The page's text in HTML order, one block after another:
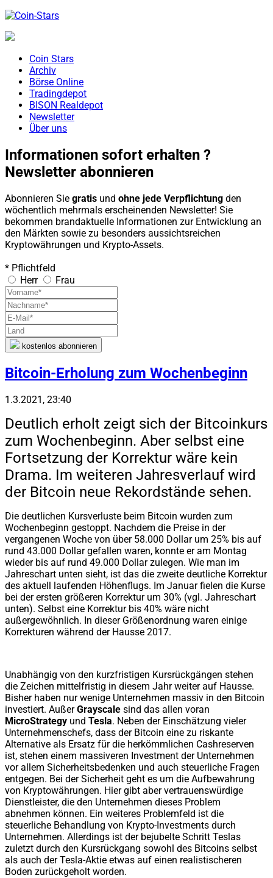
Coin Stars
Archiv
Börse Online
Tradingdepot
BISON Realdepot
Newsletter
Über uns
Informationen sofort erhalten ?
Newsletter abonnieren
Abonnieren Sie gratis und ohne jede Verpflichtung den
wöchentlich mehrmals erscheinenden Newsletter! Sie
bekommen brandaktuelle Informationen zur Entwicklung an
den Märkten sowie zu besonders aussichtsreichen
Kryptowährungen und Krypto-Assets.
* Pflichtfeld
Herr
Frau
kostenlos abonnieren
Bitcoin-Erholung zum Wochenbeginn
1.3.2021, 23:40
Deutlich erholt zeigt sich der Bitcoinkurs
zum Wochenbeginn. Aber selbst eine
Fortsetzung der Korrektur wäre kein
Drama. Im weiteren Jahresverlauf wird
der Bitcoin neue Rekordstände sehen.
Die deutlichen Kursverluste beim Bitcoin wurden zum
Wochenbeginn gestoppt. Nachdem die Preise in der
vergangenen Woche von über 58.000 Dollar um 25% bis auf
rund 43.000 Dollar gefallen waren, konnte er am Montag
wieder bis auf rund 49.000 Dollar zulegen. Wie man im
Jahreschart unten sieht, ist das die zweite deutliche Korrektur
des aktuell laufenden Höhenflugs. Im Januar fielen die Kurse
bei der ersten größeren Korrektur um 30% (vgl. Jahreschart
unten). Selbst eine Korrektur bis 40% wäre nicht
außergewöhnlich. In dieser Größenordnung waren einige
Korrekturen während der Hausse 2017.
Unabhängig von den kurzfristigen Kursrückgängen stehen
die Zeichen mittelfristig in diesem Jahr weiter auf Hausse.
Bisher haben nur wenige Unternehmen massiv in den Bitcoin
investiert. AußerGrayscale sind das allen voran
MicroStrategy und Tesla. Neben der Einschätzung vieler
Unternehmenschefs, dass der Bitcoin eine zu riskante
Alternative als Ersatz für die herkömmlichen Cashreserven
ist, stehen einem massiveren Investment der Unternehmen
vor allem Sicherheitsbedenken und auch steuerliche Fragen
entgegen. Bei der Sicherheit geht es um die Aufbewahrung
von Kryptowährungen. Hier gibt aber vertrauenswürdige
Dienstleister, die den Unternehmen dieses Problem
abnehmen können. Ein weiteres Problemfeld ist die
steuerliche Behandlung von Krypto-Investments durch
Unternehmen. Allerdings ist der bejubelte Schritt Teslas
zuletzt durch den Kursrückgang sowohl des Bitcoins selbst
als auch der Tesla-Aktie etwas auf einen realistischeren
Boden zurückgeholt worden.